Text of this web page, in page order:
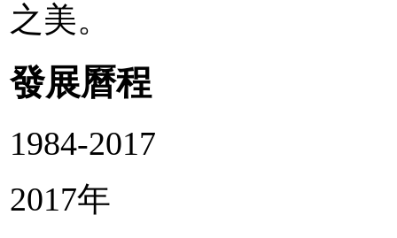
之美。
發展曆程
1984-2017
2017年